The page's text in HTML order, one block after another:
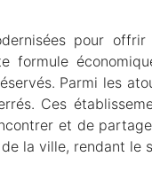
pour
formule
Parmi les
Ces
et de
la ville, rendant le